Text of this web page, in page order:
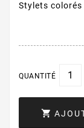
Stylets
QUANTITÉ
